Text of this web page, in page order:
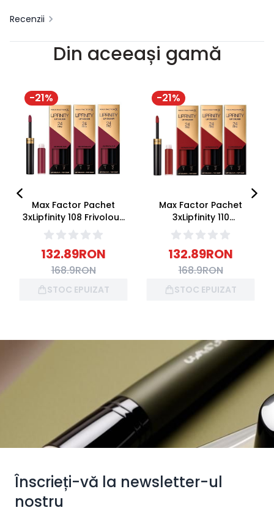
Recenzii
Din aceeași gamă
-21%
Max Factor Pachet
3xLipfinity 108 Frivolous
2.3ml + Balsam 1.9g
132.89RON
168.9RON
STOC EPUIZAT
-21%
Max Factor Pachet
3xLipfinity 110
Passionate 2.3ml +
Balsam 1.9g
132.89RON
168.9RON
STOC EPUIZAT
Înscrieți-vă la newsletter-ul
nostru